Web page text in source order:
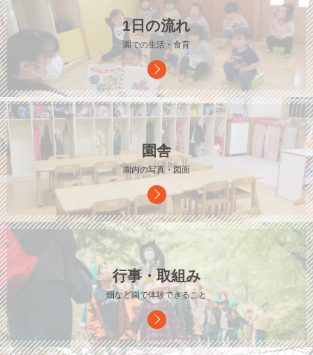
1日の流れ
園での生活・食育
園舎
園内の写真・図面
行事・取組み
畑など園で体験できること